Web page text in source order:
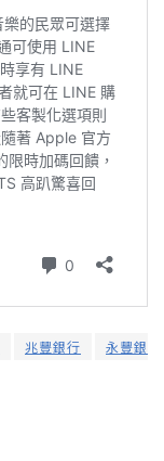
兆豐銀行 永豐銀行